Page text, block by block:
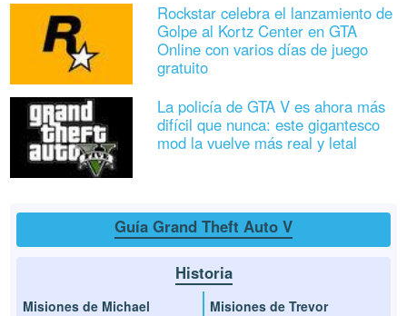
Rockstar celebra el lanzamiento de
Golpe al Kortz Center en GTA
Online con varios días de juego
gratuito
La policía de GTA V es ahora más
difícil que nunca: este gigantesco
mod la vuelve más real y letal
Guía Grand Theft Auto V
Historia
Misiones de Michael
Misiones de Trevor